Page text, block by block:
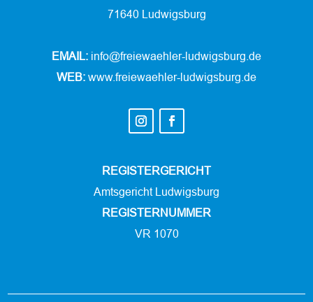
71640 Ludwigsburg
EMAIL: info@freiewaehler-ludwigsburg.de
WEB: www.freiewaehler-ludwigsburg.de
REGISTERGERICHT
Amtsgericht Ludwigsburg
REGISTERNUMMER
VR 1070